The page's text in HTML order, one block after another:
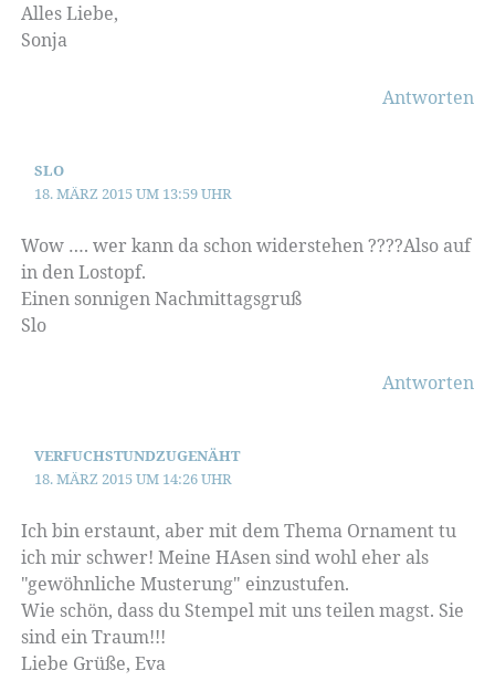
Alles Liebe,
Sonja
Antworten
SLO
18. MÄRZ 2015 UM 13:59 UHR
Wow …. wer kann da schon widerstehen ????Also auf
in den Lostopf.
Einen sonnigen Nachmittagsgruß
Slo
Antworten
VERFUCHSTUNDZUGENÄHT
18. MÄRZ 2015 UM 14:26 UHR
Ich bin erstaunt, aber mit dem Thema Ornament tu
ich mir schwer! Meine HAsen sind wohl eher als
"gewöhnliche Musterung" einzustufen.
Wie schön, dass du Stempel mit uns teilen magst. Sie
sind ein Traum!!!
Liebe Grüße, Eva